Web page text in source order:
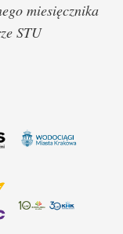
miesięcznika
STU